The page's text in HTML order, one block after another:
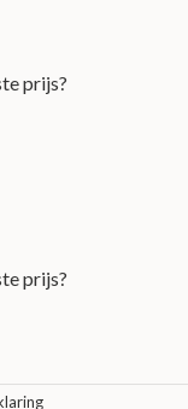
prijs?
prijs?